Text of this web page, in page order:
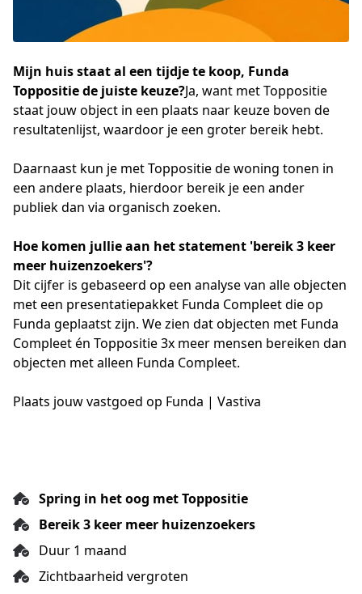
Mijn huis staat al een tijdje te koop, Funda
Toppositie de juiste keuze?Ja, want met Toppositie
staat jouw object in een plaats naar keuze boven de
resultatenlijst, waardoor je een groter bereik hebt.
Daarnaast kun je met Toppositie de woning tonen in
een andere plaats, hierdoor bereik je een ander
publiek dan via organisch zoeken.
Hoe komen jullie aan het statement 'bereik 3 keer
meer huizenzoekers'?
Dit cijfer is gebaseerd op een analyse van alle objecten
met een presentatiepakket Funda Compleet die op
Funda geplaatst zijn. We zien dat objecten met Funda
Compleet én Toppositie 3x meer mensen bereiken dan
objecten met alleen Funda Compleet.
Plaats jouw vastgoed op Funda | Vastiva
Spring in het oog met Toppositie
Bereik 3 keer meer huizenzoekers
Duur 1 maand
Zichtbaarheid vergroten